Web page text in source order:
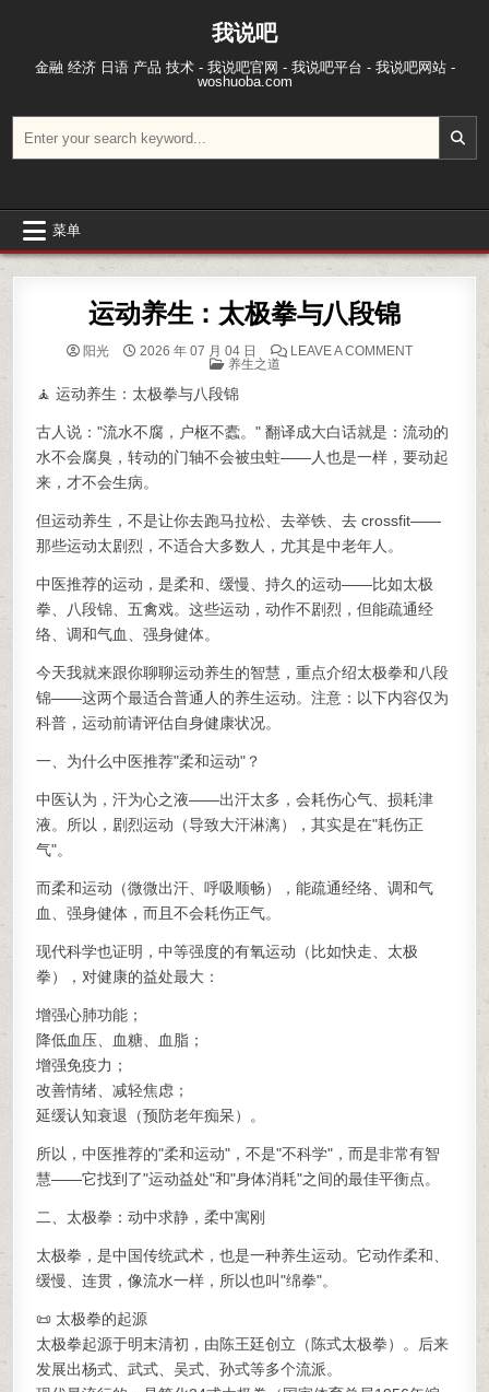
我说吧
金融 经济 日语 产品 技术 - 我说吧官网 - 我说吧平台 - 我说吧网站 -
woshuoba.com
菜单
运动养生：太极拳与八段锦
阳光 2026 年 07 月 04 日 LEAVE A COMMENTON 运动养
POSTED IN
养生之道
🧘 运动养生：太极拳与八段锦
古人说："流水不腐，户枢不蠹。" 翻译成大白话就是：流动的
水不会腐臭，转动的门轴不会被虫蛀——人也是一样，要动起
来，才不会生病。
但运动养生，不是让你去跑马拉松、去举铁、去 crossfit——
那些运动太剧烈，不适合大多数人，尤其是中老年人。
中医推荐的运动，是柔和、缓慢、持久的运动——比如太极
拳、八段锦、五禽戏。这些运动，动作不剧烈，但能疏通经
络、调和气血、强身健体。
今天我就来跟你聊聊运动养生的智慧，重点介绍太极拳和八段
锦——这两个最适合普通人的养生运动。注意：以下内容仅为
科普，运动前请评估自身健康状况。
一、为什么中医推荐"柔和运动"？
中医认为，汗为心之液——出汗太多，会耗伤心气、损耗津
液。所以，剧烈运动（导致大汗淋漓），其实是在"耗伤正
气"。
而柔和运动（微微出汗、呼吸顺畅），能疏通经络、调和气
血、强身健体，而且不会耗伤正气。
现代科学也证明，中等强度的有氧运动（比如快走、太极
拳），对健康的益处最大：
增强心肺功能；
降低血压、血糖、血脂；
增强免疫力；
改善情绪、减轻焦虑；
延缓认知衰退（预防老年痴呆）。
所以，中医推荐的"柔和运动"，不是"不科学"，而是非常有智
慧——它找到了"运动益处"和"身体消耗"之间的最佳平衡点。
二、太极拳：动中求静，柔中寓刚
太极拳，是中国传统武术，也是一种养生运动。它动作柔和、
缓慢、连贯，像流水一样，所以也叫"绵拳"。
📜 太极拳的起源
太极拳起源于明末清初，由陈王廷创立（陈式太极拳）。后来
发展出杨式、武式、吴式、孙式等多个流派。